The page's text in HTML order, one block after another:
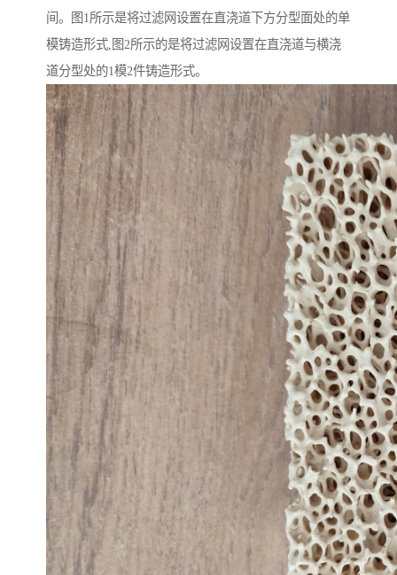
间。图1所示是将过滤网设置在直浇道下方分型面处的单
模铸造形式,图2所示的是将过滤网设置在直浇道与横浇
道分型处的1模2件铸造形式。